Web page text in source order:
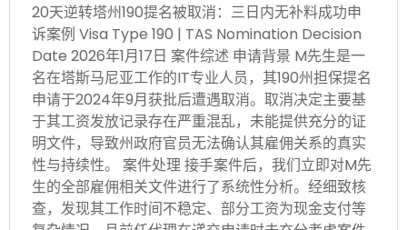
20天逆转塔州190提名被取消：三日内无补料成功申
诉案例 Visa Type 190 | TAS Nomination Decision
Date 2026年1月17日 案件综述 申请背景 M先生是一
名在塔斯马尼亚工作的IT专业人员，其190州担保提名
申请于2024年9月获批后遭遇取消。取消决定主要基
于其工资发放记录存在严重混乱，未能提供充分的证
明文件，导致州政府官员无法确认其雇佣关系的真实
性与持续性。 案件处理 接手案件后，我们立即对M先
生的全部雇佣相关文件进行了系统性分析。经细致核
查，发现其工作时间不稳定、部分工资为现金支付等